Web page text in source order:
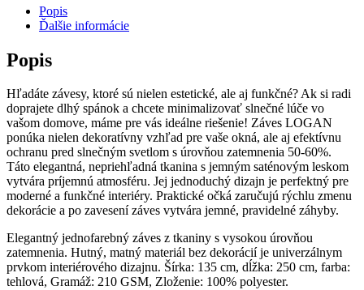
Grafitový
Popis
Ďalšie informácie
Popis
Hľadáte závesy, ktoré sú nielen estetické, ale aj funkčné? Ak si radi
doprajete dlhý spánok a chcete minimalizovať slnečné lúče vo
vašom domove, máme pre vás ideálne riešenie! Záves LOGAN
ponúka nielen dekoratívny vzhľad pre vaše okná, ale aj efektívnu
ochranu pred slnečným svetlom s úrovňou zatemnenia 50-60%.
Táto elegantná, nepriehľadná tkanina s jemným saténovým leskom
vytvára príjemnú atmosféru. Jej jednoduchý dizajn je perfektný pre
moderné a funkčné interiéry. Praktické očká zaručujú rýchlu zmenu
dekorácie a po zavesení záves vytvára jemné, pravidelné záhyby.
Elegantný jednofarebný záves z tkaniny s vysokou úrovňou
zatemnenia. Hutný, matný materiál bez dekorácií je univerzálnym
prvkom interiérového dizajnu. Šírka: 135 cm, dĺžka: 250 cm, farba:
tehlová, Gramáž: 210 GSM, Zloženie: 100% polyester.